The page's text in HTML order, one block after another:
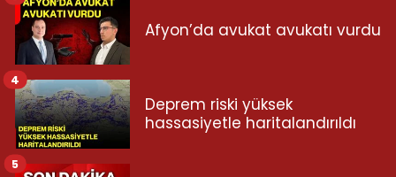
Afyon’da avukat avukatı vurdu
Deprem riski yüksek
hassasiyetle haritalandırıldı
4
5